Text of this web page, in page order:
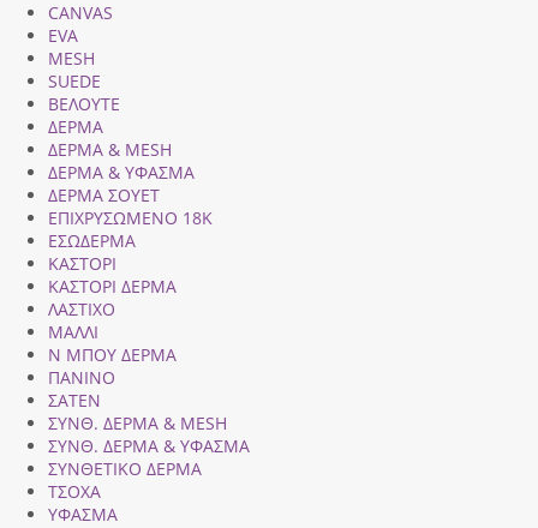
CANVAS
EVA
MESH
SUEDE
ΒΕΛΟΥΤΕ
ΔΕΡΜΑ
ΔΕΡΜΑ & MESH
ΔΕΡΜΑ & ΥΦΑΣΜΑ
ΔΕΡΜΑ ΣΟΥΕΤ
ΕΠΙΧΡΥΣΩΜΕΝΟ 18Κ
ΕΣΩΔΕΡΜΑ
ΚΑΣΤΟΡΙ
ΚΑΣΤΟΡΙ ΔΕΡΜΑ
ΛΑΣΤΙΧΟ
ΜΑΛΛΙ
Ν ΜΠΟΥ ΔΕΡΜΑ
ΠΑΝΙΝΟ
ΣΑΤΕΝ
ΣΥΝΘ. ΔΕΡΜΑ & MESH
ΣΥΝΘ. ΔΕΡΜΑ & ΥΦΑΣΜΑ
ΣΥΝΘΕΤΙΚΟ ΔΕΡΜΑ
ΤΣΟΧΑ
ΥΦΑΣΜΑ